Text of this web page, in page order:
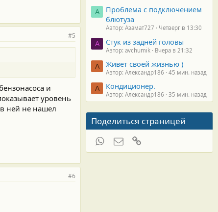
#5
и
уровень
в ней не нашел
#6
А
Проблема с подключением
блютуза
Автор: Азамат727 Четверг в 13:30
A Стук из задней головы
Автор: avchumik Вчера в 21:32
А Живет своей жизнью )
Автор: Александр186 45 мин. назад
А Кондиционер.
Автор: Александр186 35 мин. назад
Поделиться страницей
WhatsAppЭлектронная почта